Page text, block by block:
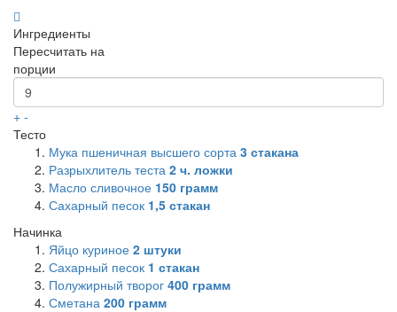
Ингредиенты
Пересчитать на
порции
+ -
Тесто
Мука пшеничная высшего сорта 3 стакана
Разрыхлитель теста 2 ч. ложки
Масло сливочное 150 грамм
Сахарный песок 1,5 стакан
Начинка
Яйцо куриное 2 штуки
Сахарный песок 1 стакан
Полужирный творог 400 грамм
Сметана 200 грамм